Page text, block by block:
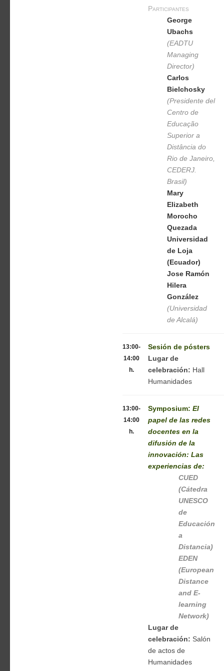
Participantes
George
Ubachs
(EADTU‬‬
Managing
Director‬)
Carlos
Bielchosky
(Presidente del
Centro de
Educação
Superior a
Distância do
Rio de Janeiro,
CEDERJ.
Brasil)
Mary
Elizabeth
Morocho
Quezada
Universidad
de Loja
(Ecuador)
Jose Ramón
Hilera
González
(Universidad
de Alcalá)
13:00-
14:00
h.
Sesión de pósters
Lugar de
celebración: Hall
Humanidades
13:00-
14:00
h.
Symposium: El
papel de las redes
docentes en la
difusión de la
innovación: Las
experiencias de:
CUED
(Cátedra
UNESCO
de
Educación
a
Distancia)
EDEN
(European
Distance
and E-
learning
Network)
Lugar de
celebración: Salón
de actos de
Humanidades